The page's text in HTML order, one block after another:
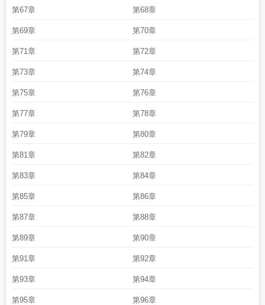
第67章 第68章
第69章 第70章
第71章 第72章
第73章 第74章
第75章 第76章
第77章 第78章
第79章 第80章
第81章 第82章
第83章 第84章
第85章 第86章
第87章 第88章
第89章 第90章
第91章 第92章
第93章 第94章
第95章 第96章